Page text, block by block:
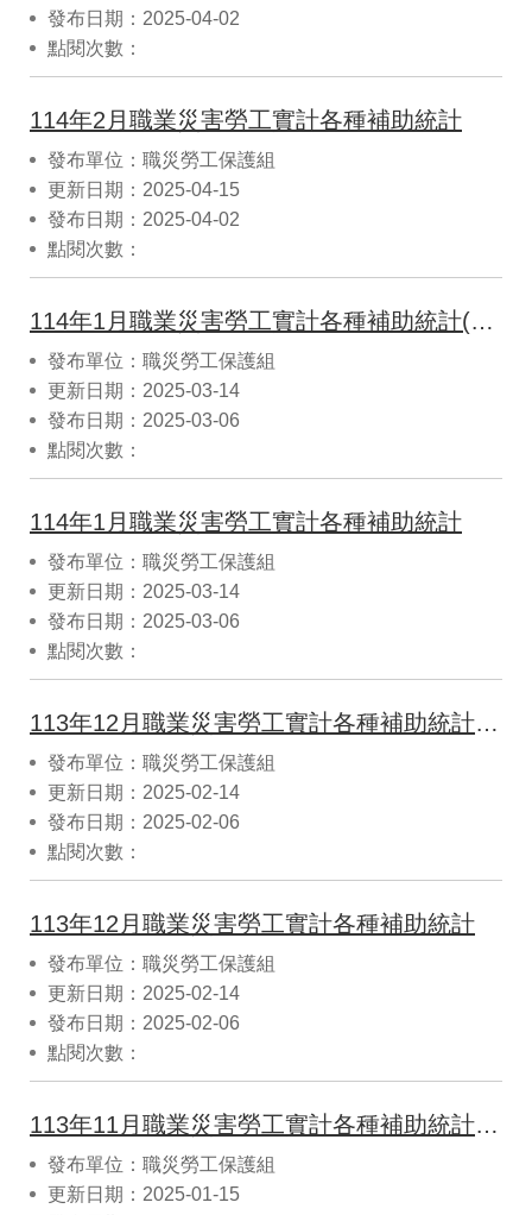
發布日期：2025-04-02
點閱次數：
114年2月職業災害勞工實計各種補助統計
發布單位：職災勞工保護組
更新日期：2025-04-15
發布日期：2025-04-02
點閱次數：
114年1月職業災害勞工實計各種補助統計(CSV)
發布單位：職災勞工保護組
更新日期：2025-03-14
發布日期：2025-03-06
點閱次數：
114年1月職業災害勞工實計各種補助統計
發布單位：職災勞工保護組
更新日期：2025-03-14
發布日期：2025-03-06
點閱次數：
113年12月職業災害勞工實計各種補助統計(CSV)
發布單位：職災勞工保護組
更新日期：2025-02-14
發布日期：2025-02-06
點閱次數：
113年12月職業災害勞工實計各種補助統計
發布單位：職災勞工保護組
更新日期：2025-02-14
發布日期：2025-02-06
點閱次數：
113年11月職業災害勞工實計各種補助統計(CSV)
發布單位：職災勞工保護組
更新日期：2025-01-15